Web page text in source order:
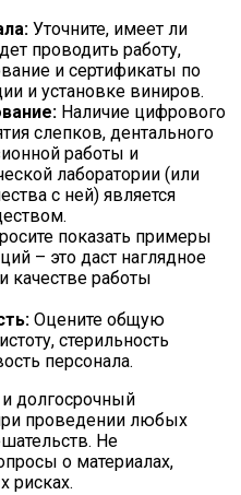
Уточните, имеет ли
проводить работу,
и сертификаты по
и установке виниров.
Наличие цифрового
слепков, дентального
работы и
лаборатории (или
с ней) является
показать примеры
– это даст наглядное
качестве работы
Оцените общую
стерильность
персонала.
и долгосрочный
проведении любых
Не
о материалах,
рисках.